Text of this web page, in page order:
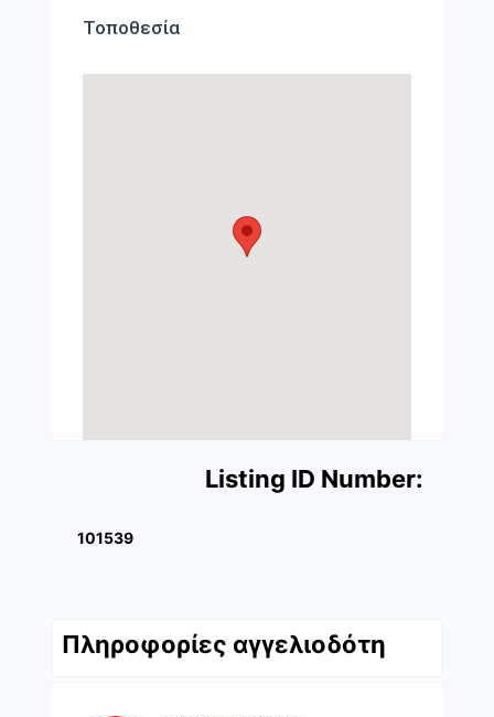
Τοποθεσία
Listing ID Number:
101539
Πληροφορίες αγγελιοδότη